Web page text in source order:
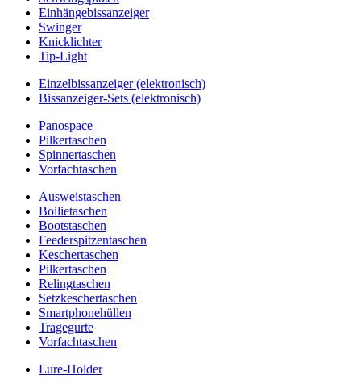
Einhängebissanzeiger
Swinger
Knicklichter
Tip-Light
Einzelbissanzeiger (elektronisch)
Bissanzeiger-Sets (elektronisch)
Panospace
Pilkertaschen
Spinnertaschen
Vorfachtaschen
Ausweistaschen
Boilietaschen
Bootstaschen
Feederspitzentaschen
Keschertaschen
Pilkertaschen
Relingtaschen
Setzkeschertaschen
Smartphonehüllen
Tragegurte
Vorfachtaschen
Lure-Holder